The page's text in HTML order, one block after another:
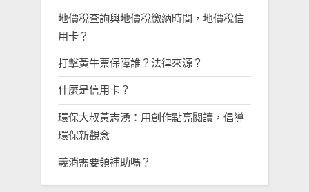
地價稅查詢與地價稅繳納時間，地價稅信
用卡？
打擊黃牛票保障誰？法律來源？
什麼是信用卡？
環保大叔黃志湧：用創作點亮閱讀，倡導
環保新觀念
義消需要領補助嗎？